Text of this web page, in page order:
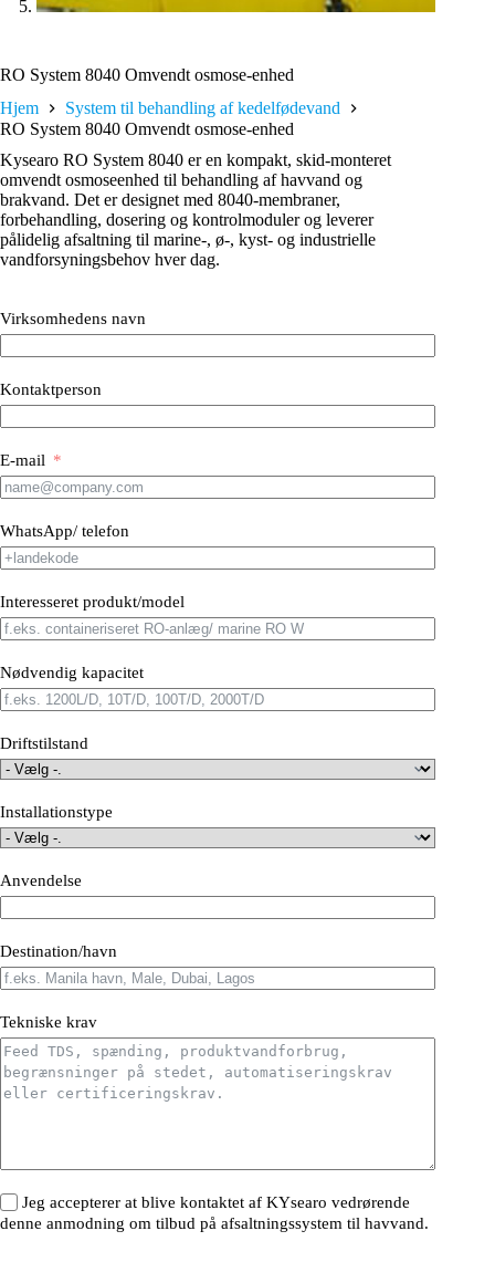
RO System 8040 Omvendt osmose-enhed
Hjem
System til behandling af kedelfødevand
RO System 8040 Omvendt osmose-enhed
Kysearo RO System 8040 er en kompakt, skid-monteret
omvendt osmoseenhed til behandling af havvand og
brakvand. Det er designet med 8040-membraner,
forbehandling, dosering og kontrolmoduler og leverer
pålidelig afsaltning til marine-, ø-, kyst- og industrielle
vandforsyningsbehov hver dag.
Virksomhedens navn
Kontaktperson
E-mail
WhatsApp/ telefon
Interesseret produkt/model
Nødvendig kapacitet
Driftstilstand
Installationstype
Anvendelse
Destination/havn
Tekniske krav
Jeg accepterer at blive kontaktet af KYsearo vedrørende
denne anmodning om tilbud på afsaltningssystem til havvand.